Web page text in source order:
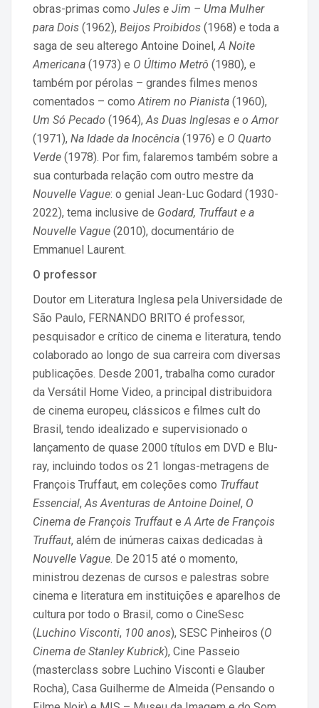
obras-primas como Jules e Jim – Uma Mulher
para Dois (1962), Beijos Proibidos (1968) e toda a
saga de seu alterego Antoine Doinel, A Noite
Americana (1973) e O Último Metrô (1980), e
também por pérolas – grandes filmes menos
comentados – como Atirem no Pianista (1960),
Um Só Pecado (1964), As Duas Inglesas e o Amor
(1971), Na Idade da Inocência (1976) e O Quarto
Verde (1978). Por fim, falaremos também sobre a
sua conturbada relação com outro mestre da
Nouvelle Vague: o genial Jean-Luc Godard (1930-
2022), tema inclusive de Godard, Truffaut e a
Nouvelle Vague (2010), documentário de
Emmanuel Laurent.
O professor
Doutor em Literatura Inglesa pela Universidade de
São Paulo, FERNANDO BRITO é professor,
pesquisador e crítico de cinema e literatura, tendo
colaborado ao longo de sua carreira com diversas
publicações. Desde 2001, trabalha como curador
da Versátil Home Video, a principal distribuidora
de cinema europeu, clássicos e filmes cult do
Brasil, tendo idealizado e supervisionado o
lançamento de quase 2000 títulos em DVD e Blu-
ray, incluindo todos os 21 longas-metragens de
François Truffaut, em coleções como Truffaut
Essencial, As Aventuras de Antoine Doinel, O
Cinema de François Truffaut e A Arte de François
Truffaut, além de inúmeras caixas dedicadas à
Nouvelle Vague . De 2015 até o momento,
ministrou dezenas de cursos e palestras sobre
cinema e literatura em instituições e aparelhos de
cultura por todo o Brasil, como o CineSesc
(Luchino Visconti, 100 anos), SESC Pinheiros (O
Cinema de Stanley Kubrick), Cine Passeio
(masterclass sobre Luchino Visconti e Glauber
Rocha), Casa Guilherme de Almeida (Pensando o